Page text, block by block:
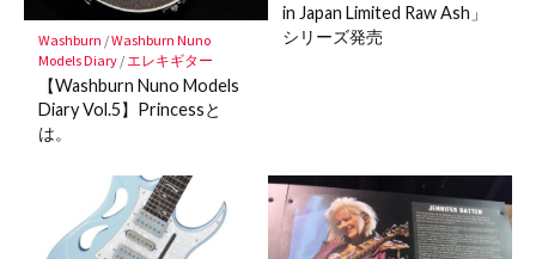
Washburn /Washburn Nuno
Models Diary/エレキギター
【Washburn Nuno Models
Diary Vol.5】Princessと
は。
in Japan Limited Raw Ash」
シリーズ発売